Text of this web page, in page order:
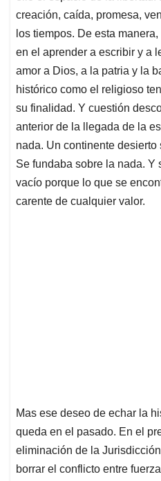
creación, caída, promesa,
los tiempos. De esta
en el aprender a escribir y a
amor a Dios, a la patria y la
histórico como el religioso
su finalidad. Y cuestión
anterior de la llegada de la
nada. Un continente
Se fundaba sobre la nada. Y
vacío porque lo que se
carente de cualquier valor.
Mas ese deseo de echar la
queda en el pasado. En el
eliminación de la
borrar el conflicto entre